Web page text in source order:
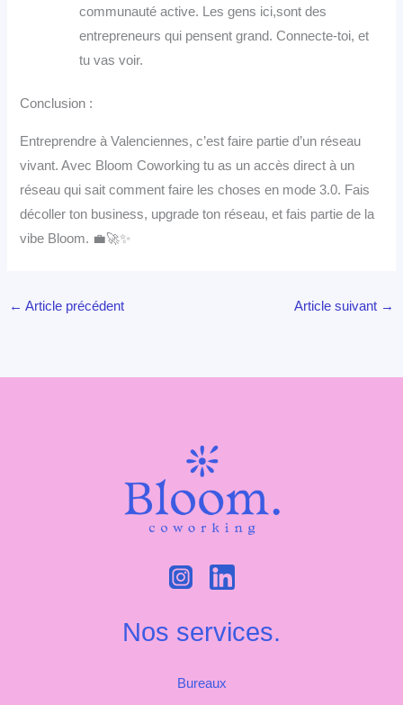
communauté active. Les gens ici,sont des
entrepreneurs qui pensent grand. Connecte-toi, et
tu vas voir.
Conclusion :
Entreprendre à Valenciennes, c’est faire partie d’un réseau
vivant. Avec Bloom Coworking tu as un accès direct à un
réseau qui sait comment faire les choses en mode 3.0. Fais
décoller ton business, upgrade ton réseau, et fais partie de la
vibe Bloom. 💼🚀✨
← Article précédent Article suivant →
Nos services.
Bureaux